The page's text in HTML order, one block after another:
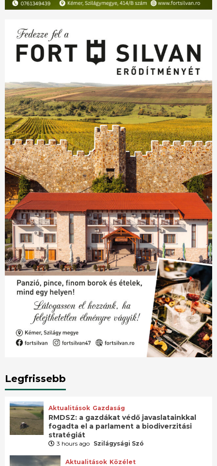
Legfrissebb
Aktualitások Gazdaság
RMDSZ: a gazdákat védő javaslatainkkal
fogadta el a parlament a biodiverzitási
stratégiát
3 hours ago Szilágysági Szó
Aktualitások Közélet